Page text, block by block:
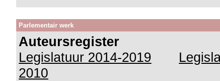
Parlementair werk
Auteursregister
Legislatuur 2014-2019
2010